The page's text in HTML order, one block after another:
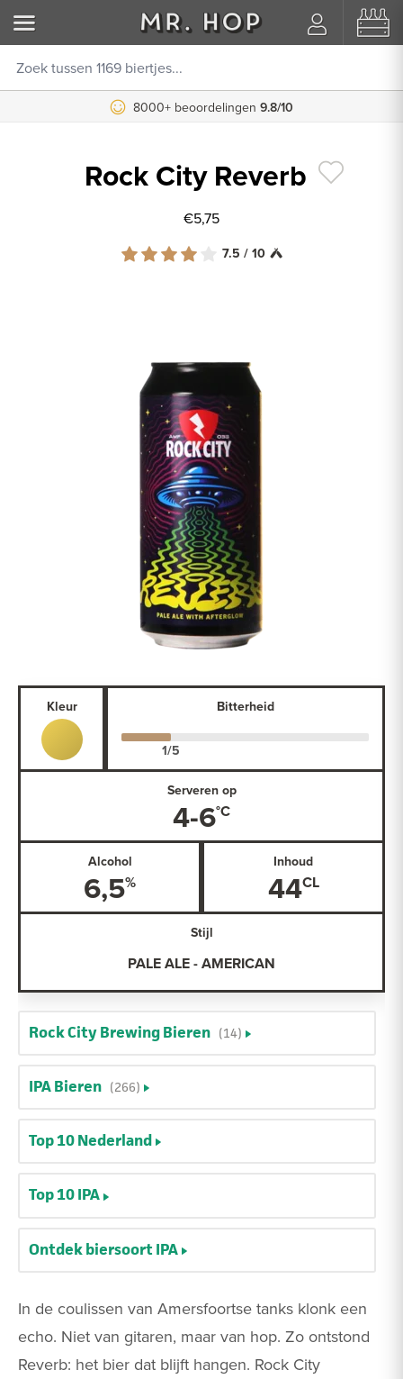
8000+ beoordelingen 9.8/10
Rock City Reverb
€5,75
7.5 / 10
In de coulissen van Amersfoortse tanks klonk een
echo. Niet van gitaren, maar van hop. Zo ontstond
Reverb: het bier dat blijft hangen. Rock City
Kleur Bitterheid
Serveren op
4-6
Alcohol
6,5
Inhoud
44
Stijl
PALE ALE - AMERICAN
Rock City Brewing Bieren (14)
IPA Bieren (266)
Top 10 Nederland
Top 10 IPA
Ontdek biersoort IPA